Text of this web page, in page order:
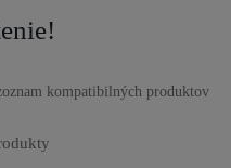
kompatibilných produktov